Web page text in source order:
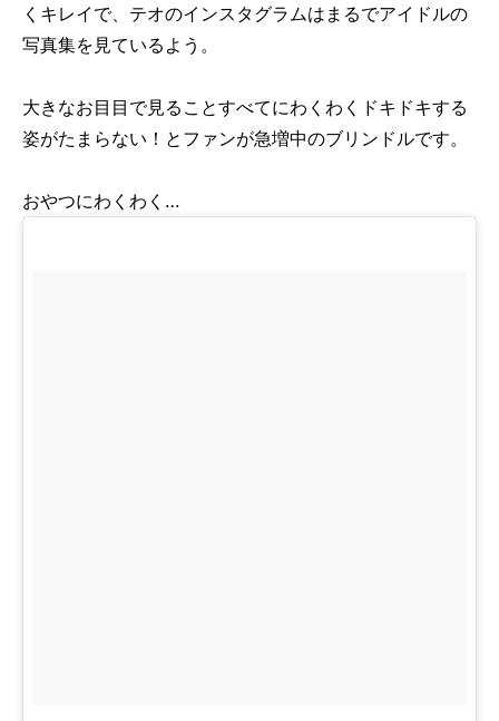
くキレイで、テオのインスタグラムはまるでアイドルの
写真集を見ているよう。
大きなお目目で見ることすべてにわくわくドキドキする
姿がたまらない！とファンが急増中のブリンドルです。
おやつにわくわく…